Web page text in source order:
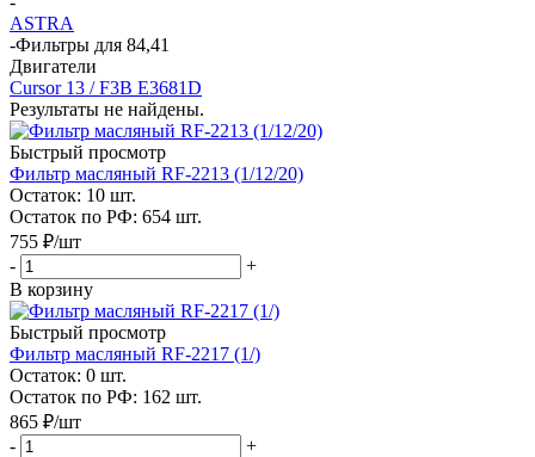
ASTRA
-Фильтры для 84,41
Двигатели
Cursor 13 / F3B E3681D
Результаты не найдены.
Быстрый просмотр
Фильтр масляный RF-2213 (1/12/20)
Остаток: 10 шт.
Остаток по РФ: 654 шт.
755 ₽/шт
-
+
В корзину
Быстрый просмотр
Фильтр масляный RF-2217 (1/)
Остаток: 0 шт.
Остаток по РФ: 162 шт.
865 ₽/шт
-
+